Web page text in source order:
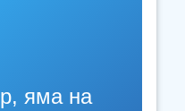
яма на